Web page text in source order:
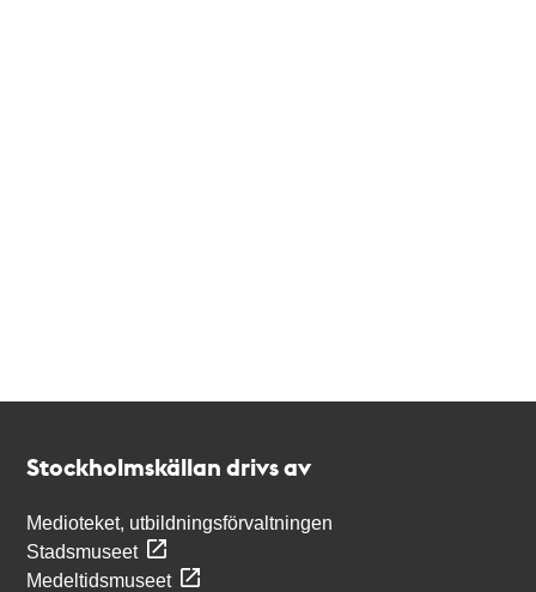
Stockholmskällan drivs av
Medioteket, utbildningsförvaltningen
Stadsmuseet
Medeltidsmuseet